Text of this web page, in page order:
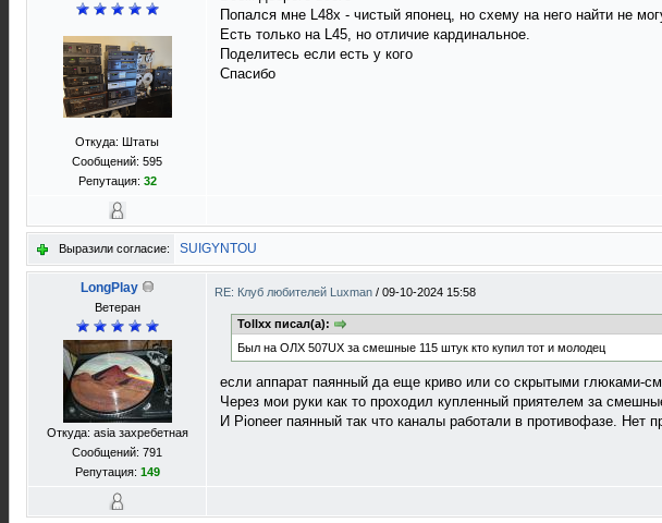
Откуда: Штаты
Сообщений: 595
Репутация: 32
Попался мне L48x - чистый японец, но схему на него найти не
Есть только на L45, но отличие кардинальное.
Поделитесь если есть у кого
Спасибо
Выразили согласие: SUIGYNTOU
LongPlay
Ветеран
Откуда: asia захребетная
Сообщений: 791
Репутация: 149
RE: Клуб любителей Luxman / 09-10-2024 15:58
Tollxx писал(а):
Был на ОЛХ 507UX за смешные 115 штук кто купил тот и молодец
если аппарат паянный да еще криво или со скрытыми глюками-
Через мои руки как то проходил купленный приятелем за
И Pioneer паянный так что каналы работали в противофазе. Нет